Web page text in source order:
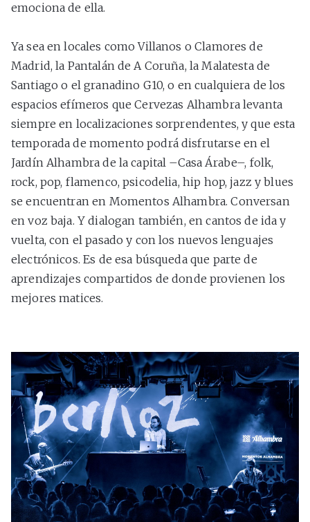
emociona de ella.
Ya sea en locales como Villanos o Clamores de
Madrid, la Pantalán de A Coruña, la Malatesta de
Santiago o el granadino G10, o en cualquiera de los
espacios efímeros que Cervezas Alhambra levanta
siempre en localizaciones sorprendentes, y que esta
temporada de momento podrá disfrutarse en el
Jardín Alhambra de la capital –Casa Árabe–, folk,
rock, pop, flamenco, psicodelia, hip hop, jazz y blues
se encuentran en Momentos Alhambra. Conversan
en voz baja. Y dialogan también, en cantos de ida y
vuelta, con el pasado y con los nuevos lenguajes
electrónicos. Es de esa búsqueda que parte de
aprendizajes compartidos de donde provienen los
mejores matices.